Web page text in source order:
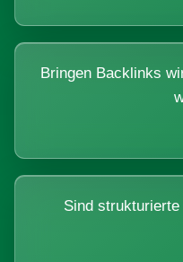
Bringen Backlinks
Sind